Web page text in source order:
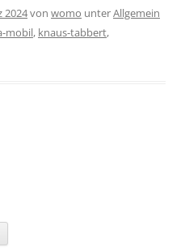
2024von womo unterAllgemein
mobil, knaus-tabbert,